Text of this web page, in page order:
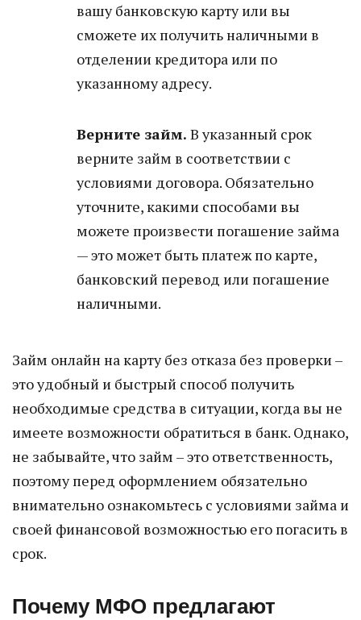
вашу банковскую карту или вы
сможете их получить наличными в
отделении кредитора или по
указанному адресу.
Верните займ. В указанный срок
верните займ в соответствии с
условиями договора. Обязательно
уточните, какими способами вы
можете произвести погашение займа
— это может быть платеж по карте,
банковский перевод или погашение
наличными.
Займ онлайн на карту без отказа без проверки –
это удобный и быстрый способ получить
необходимые средства в ситуации, когда вы не
имеете возможности обратиться в банк. Однако,
не забывайте, что займ – это ответственность,
поэтому перед оформлением обязательно
внимательно ознакомьтесь с условиями займа и
своей финансовой возможностью его погасить в
срок.
Почему МФО предлагают